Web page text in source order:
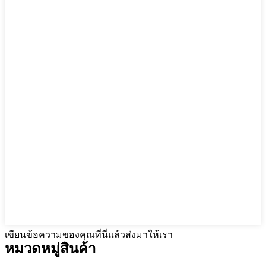
เขียนข้อความของคุณที่นี่แล้วส่งมาให้เรา
หมวดหมู่สินค้า